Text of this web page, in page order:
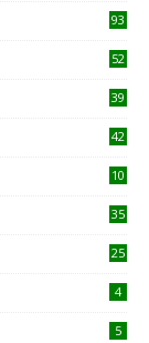
93
52
39
42
10
35
25
4
5